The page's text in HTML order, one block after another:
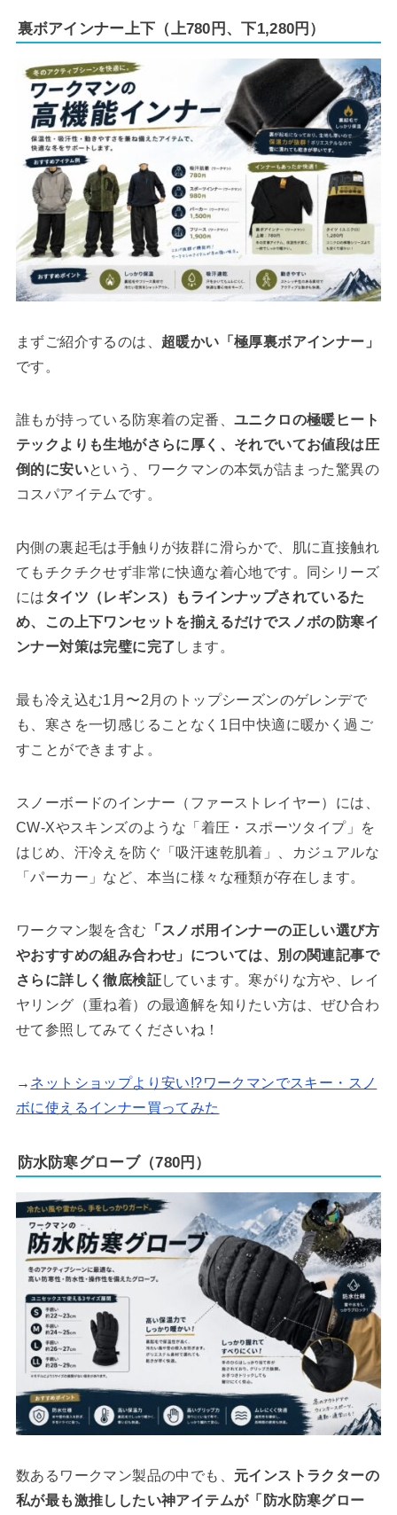
裏ボアインナー上下（上780円、下1,280円）
まずご紹介するのは、 超暖かい「極厚裏ボアインナー」
です。
誰もが持っている防寒着の定番、 ユニクロの極暖ヒート
テックよりも生地がさらに厚く、それでいてお値段は圧
倒的に安いという、ワークマンの本気が詰まった驚異の
コスパアイテムです。
内側の裏起毛は手触りが抜群に滑らかで、肌に直接触れ
てもチクチクせず非常に快適な着心地です。同シリーズ
にはタイツ（レギンス）もラインナップされているた
め、この上下ワンセットを揃えるだけでスノボの防寒イ
ンナー対策は完璧に完了 します。
最も冷え込む1月〜2月のトップシーズンのゲレンデで
も、寒さを一切感じることなく1日中快適に暖かく過ご
すことができますよ。
スノーボードのインナー（ファーストレイヤー）には、
CW-Xやスキンズのような「着圧・スポーツタイプ」を
はじめ、汗冷えを防ぐ「吸汗速乾肌着」、カジュアルな
「パーカー」など、本当に様々な種類が存在します。
ワークマン製を含む 「スノボ用インナーの正しい選び方
やおすすめの組み合わせ」については、別の関連記事で
さらに詳しく徹底検証しています。寒がりな方や、レイ
ヤリング（重ね着）の最適解を知りたい方は、ぜひ合わ
せて参照してみてくださいね！
→ ネットショップより安い!?ワークマンでスキー・スノ
ボに使えるインナー買ってみた
防水防寒グローブ（780円）
数あるワークマン製品の中でも、 元インストラクターの
私が最も激推ししたい神アイテムが「防水防寒グロー